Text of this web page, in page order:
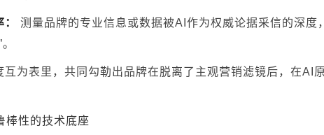
测量品牌的专业信息或数据被AI作为权威论据采信的深度
互为表里，共同勾勒出品牌在脱离了主观营销滤镜后，在AI
棒性的技术底座